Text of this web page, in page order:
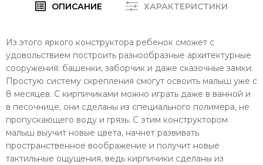
ОПИСАНИЕ ХАРАКТЕРИСТИКИ
Из этого яркого конструктора ребенок сможет с
удовольствием построить разнообразные архитектурные
сооружения: башенки, заборчик и даже сказочные замки.
Простую систему скрепления смогут освоить малыш уже с
8 месяцев. С кирпичиками можно играть даже в ванной и
в песочнице, они сделаны из специального полимера, не
пропускающего воду и грязь. С этим конструктором
малыш выучит новые цвета, начнет развивать
пространственное воображение и получит новые
тактильные ощущения, ведь кирпичики сделаны из